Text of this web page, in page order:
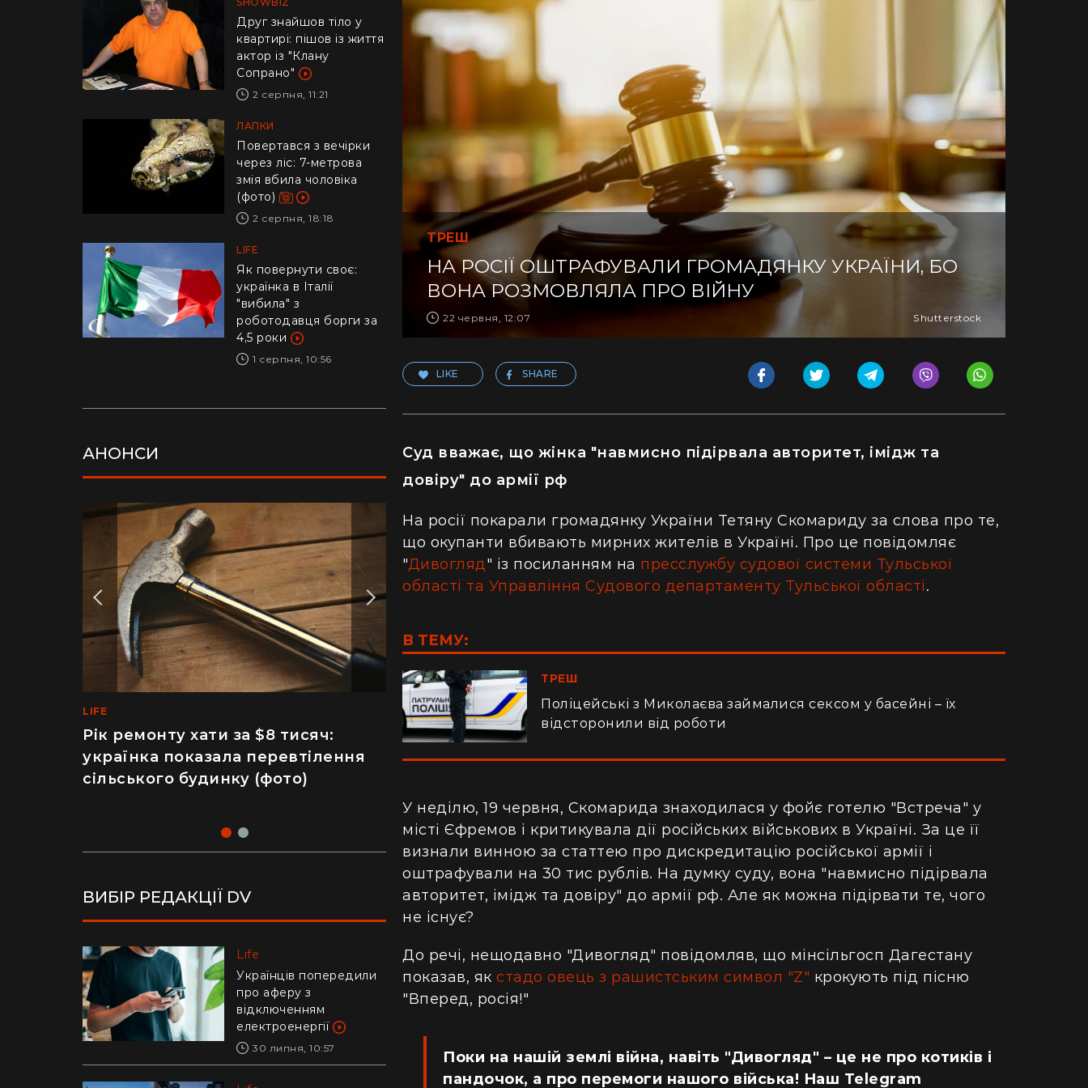
Друг знайшов тіло у
квартирі: пішов із життя
актор із "Клану
Сопрано"
2 серпня, 11:21
ЛАПКИ
Повертався з вечірки
через ліс: 7-метрова
змія вбила чоловіка
(фото)
2 серпня, 18:18
LIFE
​Як повернути своє:
українка в Італії
"вибила" з
роботодавця борги за
4,5 роки
1 серпня, 10:56
АНОНСИ
LIFE
Рік ремонту хати за $8 тисяч:
українка показала перевтілення
сільського будинку (фото)
MEDINFO
Майже 2 тисячі отруєнь через
салат – як відвідування
популярного ресторану призвело
ВИБІР РЕДАКЦІЇ DV
Life
Українців попередили
про аферу з
відключенням
електроенергії
30 липня, 10:57
Life
Ледь втримали на
руках: у Дніпрі рибалки
витягли з річки
гігантського коропа
(відео)
28 липня, 17:47
ТРЕШ
НА РОСІЇ ОШТРАФУВАЛИ ГРОМАДЯНКУ УКРАЇНИ, БО
ВОНА РОЗМОВЛЯЛА ПРО ВІЙНУ
22 червня, 12:07 Shutterstock
LIKE SHARE
Суд вважає, що жінка "навмисно підірвала авторитет, імідж та
довіру" до армії рф
На росії покарали громадянку України Тетяну Скомариду за слова про те,
що окупанти вбивають мирних жителів в Україні. Про це повідомляє
"Дивогляд" із посиланням на пресслужбу судової системи Тульської
області та Управління Судового департаменту Тульської області.
В ТЕМУ:
ТРЕШ
Поліцейські з Миколаєва займалися сексом у басейні – їх
відсторонили від роботи
У неділю, 19 червня, Скомарида знаходилася у фойє готелю "Встреча" у
місті Єфремов і критикувала дії російських військових в Україні. За це її
визнали винною за статтею про дискредитацію російської армії і
оштрафували на 30 тис рублів. На думку суду, вона "навмисно підірвала
авторитет, імідж та довіру" до армії рф. Але як можна підірвати те, чого
не існує?
До речі, нещодавно "Дивогляд" повідомляв, що мінсільгосп Дагестану
показав, як стадо овець з рашистським символ "Z" крокують під пісню
"Вперед, росія!"
Поки на нашій землі війна, навіть "Дивогляд" – це не про котиків і
пандочок, а про перемоги нашого війська! Наш Telegram